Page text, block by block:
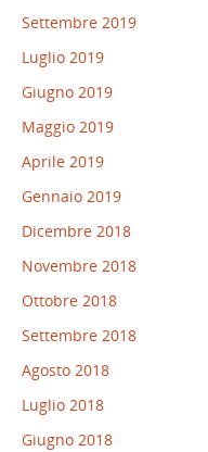
Settembre 2019
Luglio 2019
Giugno 2019
Maggio 2019
Aprile 2019
Gennaio 2019
Dicembre 2018
Novembre 2018
Ottobre 2018
Settembre 2018
Agosto 2018
Luglio 2018
Giugno 2018